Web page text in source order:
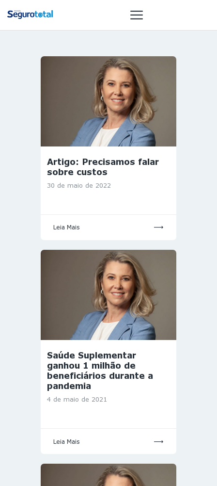
NOTÍCIAS
REVISTA
ESPECIAIS
GAIVOTA DE
OURO
ST SUMMIT
GESTORAS
HOMEST
Artigo: Precisamos falar
sobre custos
30 de maio de 2022
Leia Mais
Saúde Suplementar
ganhou 1 milhão de
beneficiários durante a
pandemia
4 de maio de 2021
Leia Mais